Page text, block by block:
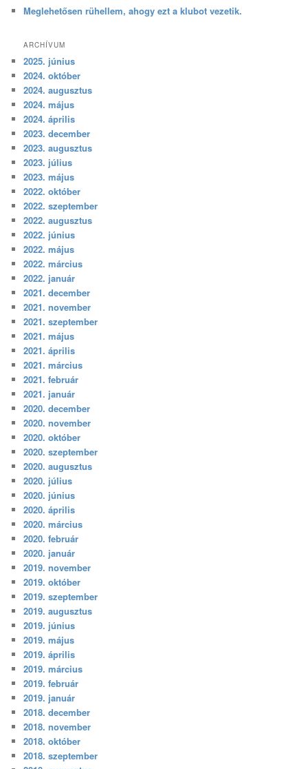
Meglehetősen rühellem, ahogy ezt a klubot vezetik.
ARCHÍVUM
2025. június
2024. október
2024. augusztus
2024. május
2024. április
2023. december
2023. augusztus
2023. július
2023. május
2022. október
2022. szeptember
2022. augusztus
2022. június
2022. május
2022. március
2022. január
2021. december
2021. november
2021. szeptember
2021. május
2021. április
2021. március
2021. február
2021. január
2020. december
2020. november
2020. október
2020. szeptember
2020. augusztus
2020. július
2020. június
2020. április
2020. március
2020. február
2020. január
2019. november
2019. október
2019. szeptember
2019. augusztus
2019. június
2019. május
2019. április
2019. március
2019. február
2019. január
2018. december
2018. november
2018. október
2018. szeptember